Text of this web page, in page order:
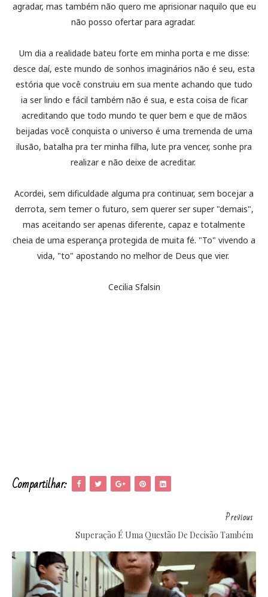
agradar, mas também não quero me aprisionar naquilo que eu
não posso ofertar para agradar.
Um dia a realidade bateu forte em minha porta e me disse:
desce daí, este mundo de sonhos imaginários não é seu, esta
estória que você construiu em sua mente achando que tudo
ia ser lindo e fácil também não é sua, e esta coisa de ficar
acreditando que todo mundo te quer bem e que de mãos
beijadas você conquista o universo é uma tremenda de uma
ilusão, batalha pra ter minha filha, lute pra vencer, sonhe pra
realizar e não deixe de acreditar.
Acordei, sem dificuldade alguma pra continuar, sem bocejar a
derrota, sem temer o futuro, sem querer ser super "demais",
mas aceitando ser apenas diferente, capaz e totalmente
cheia de uma esperança protegida de muita fé. "To" vivendo a
vida, "to" apostando no melhor de Deus que vier.
Cecilia Sfalsin
Compartilhar:
Previous
Superação É Uma Questão De Decisão Também